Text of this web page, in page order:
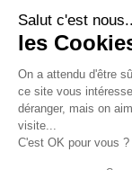
8 rue
Salut c'est
les
On a attendu d'être
ce site vous
déranger, mais on
visite...
C'est OK pour vous ?